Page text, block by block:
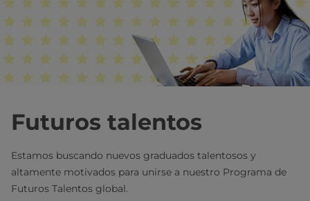
Futuros talentos
Estamos buscando nuevos graduados talentosos y
altamente motivados para unirse a nuestro Programa de
Futuros Talentos global.